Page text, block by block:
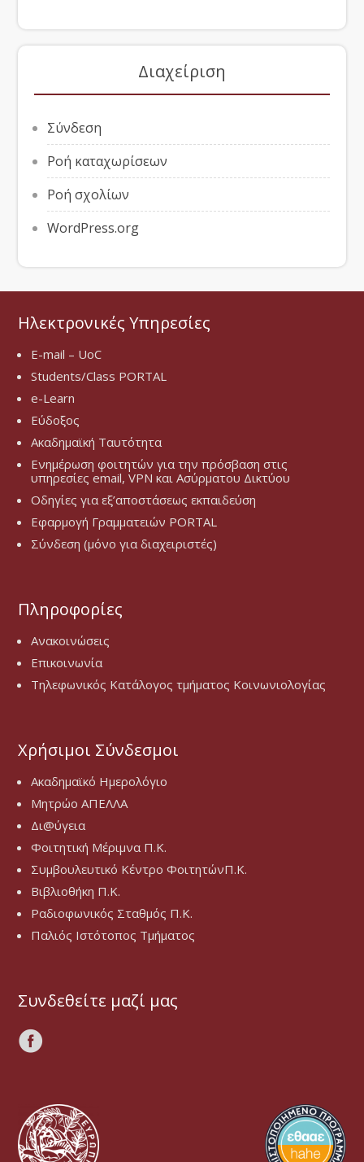
Διαχείριση
Σύνδεση
Ροή καταχωρίσεων
Ροή σχολίων
WordPress.org
Ηλεκτρονικές Υπηρεσίες
E-mail – UoC
Students/Class PORTAL
e-Learn
Εύδοξος
Ακαδημαϊκή Ταυτότητα
Ενημέρωση φοιτητών για την πρόσβαση στις
υπηρεσίες email, VPN και Ασύρματου Δικτύου
Οδηγίες για εξ’αποστάσεως εκπαιδεύση
Εφαρμογή Γραμματειών PORTAL
Σύνδεση (μόνο για διαχειριστές)
Πληροφορίες
Ανακοινώσεις
Επικοινωνία
Τηλεφωνικός Κατάλογος τμήματος Κοινωνιολογίας
Χρήσιμοι Σύνδεσμοι
Ακαδημαϊκό Ημερολόγιο
Μητρώο ΑΠΕΛΛΑ
Δι@ύγεια
Φοιτητική Μέριμνα Π.Κ.
Συμβουλευτικό Κέντρο ΦοιτητώνΠ.Κ.
Βιβλιοθήκη Π.Κ.
Ραδιοφωνικός Σταθμός Π.Κ.
Παλιός Ιστότοπος Τμήματος
Συνδεθείτε μαζί μας